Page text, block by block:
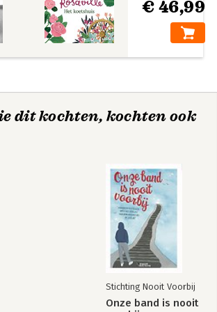
Ivy geboren.
€ 46,99
dit kochten, kochten ook
Stichting Nooit Voorbij
Onze band is nooit